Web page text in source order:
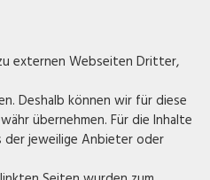
externen Webseiten Dritter,
Deshalb können wir für diese
übernehmen. Für die Inhalte
jeweilige Anbieter oder